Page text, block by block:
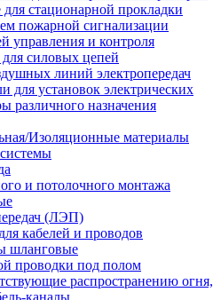
стационарной прокладки
пожарной сигнализации
управления и контроля
силовых цепей
линий электропередач
для установок электрических
различного назначения
Изоляционные материалы
и потолочного монтажа
(ЛЭП)
кабелей и проводов
шланговые
проводки под полом
распространению огня,
каналы